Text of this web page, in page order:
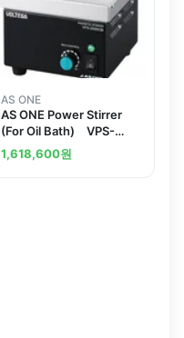
AS ONE
AS ONE Power Stirrer
(For Oil Bath) VPS-
200SOB
1,618,600원